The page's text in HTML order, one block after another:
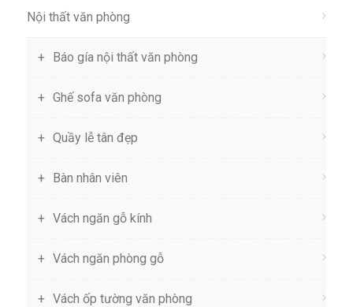
Nội thất văn phòng
Báo gía nội thất văn phòng
Ghế sofa văn phòng
Quầy lễ tân đẹp
Bàn nhân viên
Vách ngăn gỗ kính
Vách ngăn phòng gỗ
Vách ốp tường văn phòng